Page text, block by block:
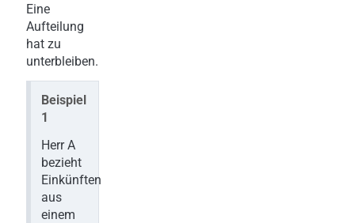
Eine
Aufteilung
hat zu
unterbleiben.
Beispiel
1
Herr A
bezieht
Einkünften
aus
einem